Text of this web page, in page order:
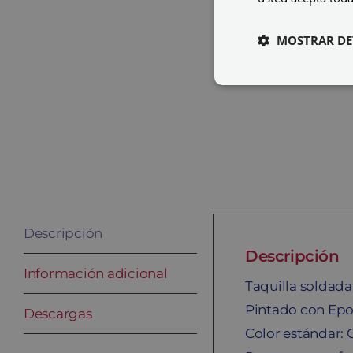
Descripción
Información adicional
Descargas
Descripción
Taquilla
Pintado con
Color estándar:
MOSTRAR